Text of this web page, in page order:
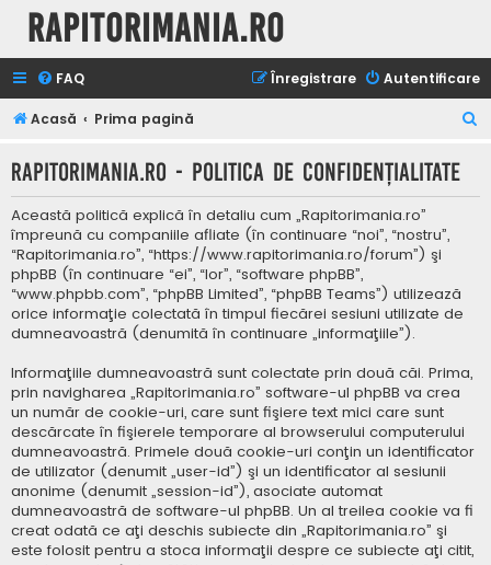
Rapitorimania.ro
FAQ Autentificare
Înregistrare
Acasă Prima pagină
t
Rapitorimania.ro - Politica de confidenţialitate
Această politică explică în detaliu cum „Rapitorimania.ro”
împreună cu companiile afliate (în continuare “noi”, “nostru”,
“Rapitorimania.ro”, “https://www.rapitorimania.ro/forum”) şi
phpBB (în continuare “ei”, “lor”, “software phpBB”,
“www.phpbb.com”, “phpBB Limited”, “phpBB Teams”) utilizează
orice informaţie colectată în timpul fiecărei sesiuni utilizate de
dumneavoastră (denumită în continuare „informaţiile”).
Informaţiile dumneavoastră sunt colectate prin două căi. Prima,
prin navigharea „Rapitorimania.ro” software-ul phpBB va crea
un număr de cookie-uri, care sunt fişiere text mici care sunt
descărcate în fişierele temporare al browserului computerului
dumneavoastră. Primele două cookie-uri conţin un identificator
de utilizator (denumit „user-id”) şi un identificator al sesiunii
anonime (denumit „session-id”), asociate automat
dumneavoastră de software-ul phpBB. Un al treilea cookie va fi
creat odată ce aţi deschis subiecte din „Rapitorimania.ro” şi
este folosit pentru a stoca informaţii despre ce subiecte aţi citit,